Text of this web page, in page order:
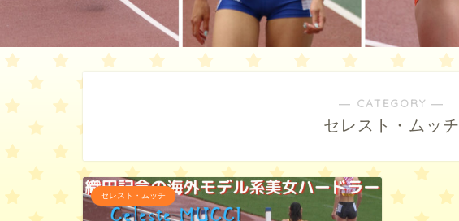
― CATEGORY ―
セレスト・ムッチ
セレスト・ムッチ